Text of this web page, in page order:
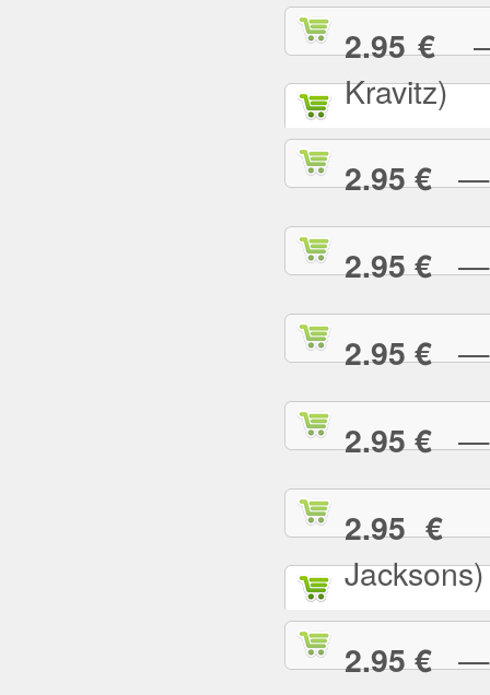
2.95 €—
Kravitz)
2.95 €—
2.95 €—
2.95 €—
2.95 €—
2.95 €—
Jacksons)
2.95 €—